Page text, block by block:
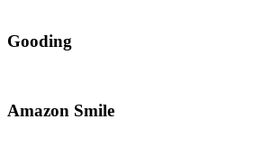
Gooding
Amazon Smile